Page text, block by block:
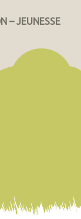
– JEUNESSE